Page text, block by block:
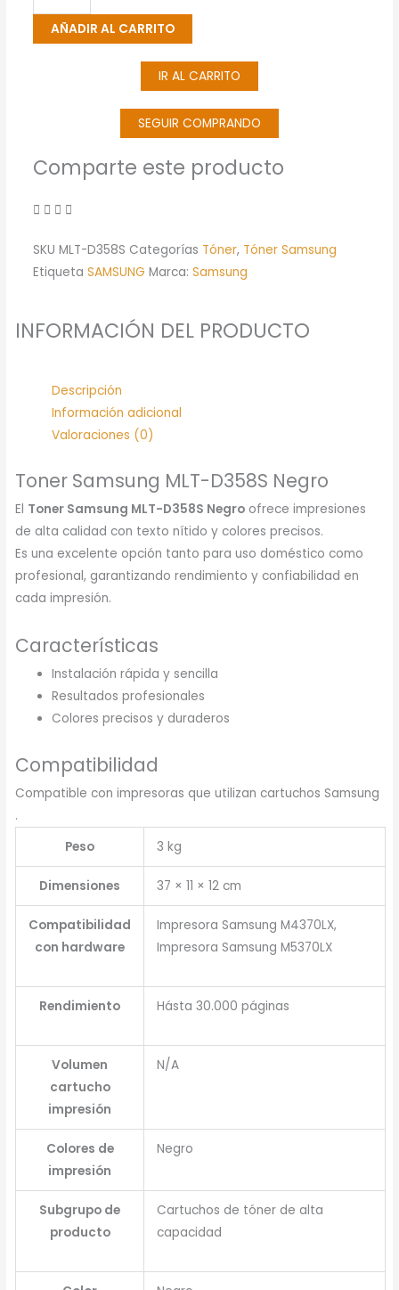
D358S
Negro
AÑADIR AL CARRITO
IR AL CARRITO
SEGUIR COMPRANDO
Comparte este producto
SKUMLT-D358S Categorías Tóner, Tóner Samsung
Etiqueta SAMSUNG Marca:Samsung
INFORMACIÓN DEL PRODUCTO
Descripción
Información adicional
Valoraciones (0)
Toner Samsung MLT-D358S Negro
El Toner Samsung MLT-D358S Negro ofrece impresiones
de alta calidad con texto nítido y colores precisos.
Es una excelente opción tanto para uso doméstico como
profesional, garantizando rendimiento y confiabilidad en
cada impresión.
Características
Instalación rápida y sencilla
Resultados profesionales
Colores precisos y duraderos
Compatibilidad
Compatible con impresoras que utilizan cartuchos Samsung
.
Peso
3 kg
Dimensiones 37 × 11 × 12 cm
Compatibilidad
con hardware
Impresora Samsung M4370LX,
Impresora Samsung M5370LX
Rendimiento Hásta 30.000 páginas
Volumen
cartucho
impresión
N/A
Colores de
impresión
Negro
Subgrupo de
producto
Cartuchos de tóner de alta
capacidad